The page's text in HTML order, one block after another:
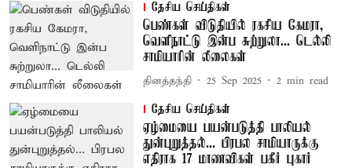
தேசிய செய்திகள்
பெண்கள் விடுதியில் ரகசிய கேமரா,
வெளிநாட்டு இன்ப சுற்றுலா... டெல்லி
சாமியாரின் லீலைகள்
தினத்தந்தி 25 Sep 2025 2 min read
தேசிய செய்திகள்
ஏழ்மையை பயன்படுத்தி பாலியல்
துன்புறுத்தல்... பிரபல சாமியாருக்கு
எதிராக 17 மாணவிகள் பகீர் புகார்